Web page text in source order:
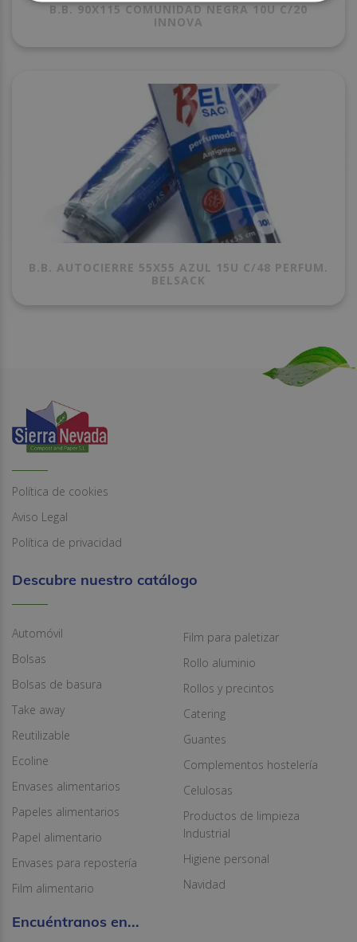
B.B. 90X115 COMUNIDAD NEGRA 10U C/20
INNOVA
B.B. AUTOCIERRE 55X55 AZUL 15U C/48 PERFUM.
BELSACK
Política de cookies
Aviso Legal
Política de privacidad
Descubre nuestro catálogo
Automóvil
Bolsas
Bolsas de basura
Take away
Reutilizable
Ecoline
Envases alimentarios
Papeles alimentarios
Papel alimentario
Envases para repostería
Film alimentario
Film para paletizar
Rollo aluminio
Rollos y precintos
Catering
Guantes
Complementos hostelería
Celulosas
Productos de limpieza
Industrial
Higiene personal
Navidad
Encuéntranos en...